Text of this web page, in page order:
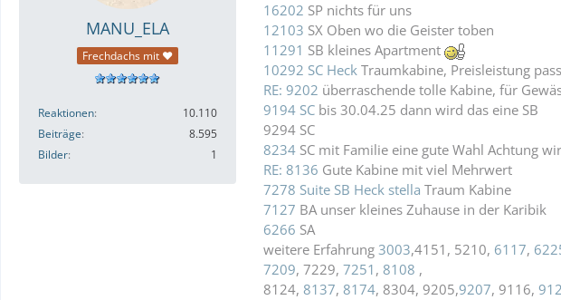
MANU_ELA
Frechdachs mit ❤
Reaktionen
10.110
Beiträge
8.595
Bilder
1
16202 SP nichts für uns
12103 SX Oben wo die Geister toben
11291 SB kleines Apartment
10292 SC Heck Traumkabine, Preisleistung
RE: 9202 überraschende tolle Kabine, für
9194 SC bis 30.04.25 dann wird das eine SB
9294 SC
8234 SC mit Familie eine gute Wahl Achtung
RE: 8136 Gute Kabine mit viel Mehrwert
7278 Suite SB Heck stella Traum Kabine
7127 BA unser kleines Zuhause in der Karibik
6266 SA
weitere Erfahrung 3003,4151, 5210, 6117,
7209, 7229, 7251 , 8108 ,
8124, 8137, 8174, 8304, 9205,9207, 9116,